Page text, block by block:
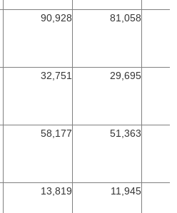
90,928 81,058
32,751 29,695
58,177 51,363
13,819 11,945